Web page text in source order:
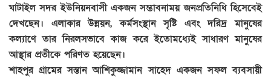
ঘাটাইল সদর ইউনিয়নবাসী একজন সম্ভাবনাময় জনপ্রতিনিধি হিসেবেই
দেখছেন। এলাকার উন্নয়ন, কর্মসংস্থান সৃষ্টি এবং দরিদ্র মানুষের
কল্যাণে তার নিরলসভাবে কাজ করে ইতোমধ্যেই সাধারণ মানুষের
আস্থার প্রতীকে পরিণত হয়েছেন।
শাহপুর গ্রামের সন্তান আশিকুজ্জামান সাহেদ একজন সফল ব্যবসায়ী